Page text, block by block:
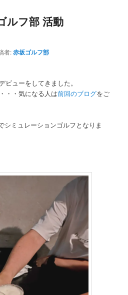
ルフ部 活動
者:赤坂ゴルフ部
ューをしてきました。
・・気になる人は前回のブログをご
シミュレーションゴルフとなりま